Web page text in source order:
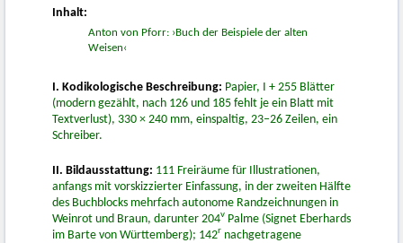
Inhalt:
Anton von Pforr: ›Buch der Beispiele der alten
Weisen‹
I. Kodikologische Beschreibung: Papier, I + 255 Blätter
(modern gezählt, nach 126 und 185 fehlt je ein Blatt mit
Textverlust), 330 × 240 mm, einspaltig, 23–26 Zeilen, ein
Schreiber.
II. Bildausstattung: 111 Freiräume für Illustrationen,
anfangs mit vorskizzierter Einfassung, in der zweiten Hälfte
des Buchblocks mehrfach autonome Randzeichnungen in
Weinrot und Braun, darunter 204v Palme (Signet Eberhards
im Barte von Württemberg); 142r nachgetragene